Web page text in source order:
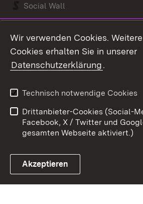
Social Wall
Link zum Landesportal
Kontakt
Impressum
Cookies
Wir verwenden Cookies.
Cookies erhalten Sie in unserer
Datenschutzerklärung.
Technisch notwendige Cookies
Drittanbieter-Cookies (Social-
Facebook, X / Twitter und
gesamten Webseite aktiviert.)
Akzeptieren